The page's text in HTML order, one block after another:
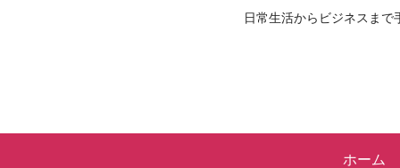
日常生活からビジネスまで
ホーム